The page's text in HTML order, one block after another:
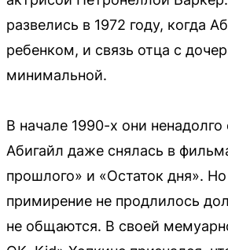
развелись в 1972 году, когда
ребенком, и связь отца с
минимальной.
В начале 1990-х они ненадолго
Абигайл даже снялась в
прошлого» и «Остаток дня».
примирение не продлилось
не общаются. В своей